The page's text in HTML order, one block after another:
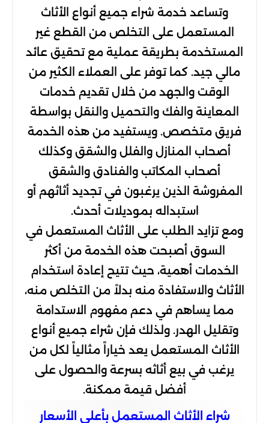
وتساعد خدمة شراء جميع أنواع الأثاث
المستعمل على التخلص من القطع غير
المستخدمة بطريقة عملية مع تحقيق عائد
مالي جيد. كما توفر على العملاء الكثير من
الوقت والجهد من خلال تقديم خدمات
المعاينة والفك والتحميل والنقل بواسطة
فريق متخصص. ويستفيد من هذه الخدمة
أصحاب المنازل والفلل والشقق وكذلك
أصحاب المكاتب والفنادق والشقق
المفروشة الذين يرغبون في تجديد أثاثهم أو
استبداله بموديلات أحدث.
ومع تزايد الطلب على الأثاث المستعمل في
السوق أصبحت هذه الخدمة من أكثر
الخدمات أهمية، حيث تتيح إعادة استخدام
الأثاث والاستفادة منه بدلاً من التخلص منه،
مما يساهم في دعم مفهوم الاستدامة
وتقليل الهدر. ولذلك فإن شراء جميع أنواع
الأثاث المستعمل يعد خياراً مثالياً لكل من
يرغب في بيع أثاثه بسرعة والحصول على
أفضل قيمة ممكنة.
شراء الأثاث المستعمل بأعلى الأسعار